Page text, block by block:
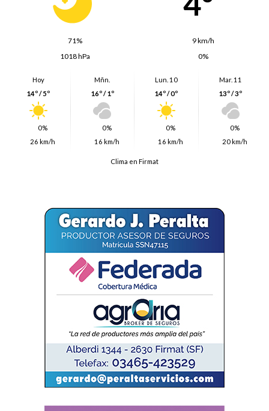
71%
9 km/h
1018 hPa
0%
Hoy
14º / 5º
0%
26 km/h
Mñn.
16º / 1º
0%
16 km/h
Lun. 10
14º / 0º
0%
16 km/h
Mar. 11
13º / 3º
0%
20 km/h
Clima en Firmat